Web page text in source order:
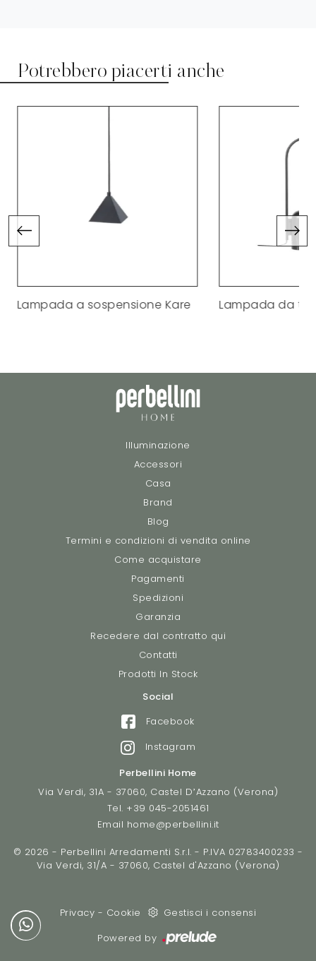
Potrebbero piacerti anche
Lampada a sospensione Kare Lampada da
Illuminazione
Accessori
Casa
Brand
Blog
Termini e condizioni di vendita online
Come acquistare
Pagamenti
Spedizioni
Garanzia
Recedere dal contratto qui
Contatti
Prodotti In Stock
Social
Facebook
Instagram
Perbellini Home
Via Verdi, 31A - 37060, Castel D’Azzano (Verona)
Tel. +39 045-2051461
Email home@perbellini.it
© 2026 - Perbellini Arredamenti S.r.l. - P.IVA 02783400233 -
Via Verdi, 31/A - 37060, Castel d'Azzano (Verona)
Privacy - Cookie
Gestisci i consensi
Powered by